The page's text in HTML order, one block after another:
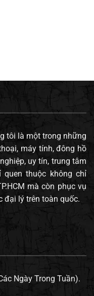
tôi là một trong những
máy tính, đông hồ
uy tín, trung tâm
thuộc không chỉ
mà còn phục vụ
đại lý trên toàn quốc.
Ngày Trong Tuần).